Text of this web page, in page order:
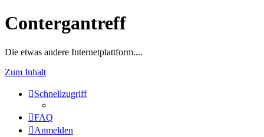
Contergantreff
Die etwas andere Internetplattform....
Zum Inhalt
Schnellzugriff
FAQ
Anmelden